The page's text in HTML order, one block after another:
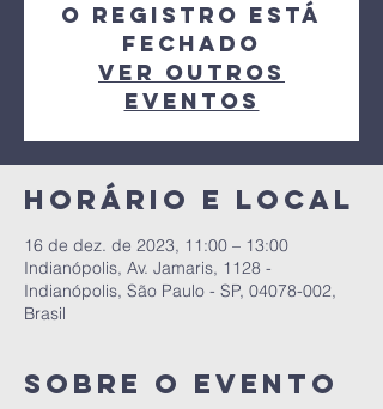
O registro está
fechado
Ver outros
eventos
Horário e local
16 de dez. de 2023, 11:00 – 13:00
Indianópolis, Av. Jamaris, 1128 -
Indianópolis, São Paulo - SP, 04078-002,
Brasil
Sobre o evento